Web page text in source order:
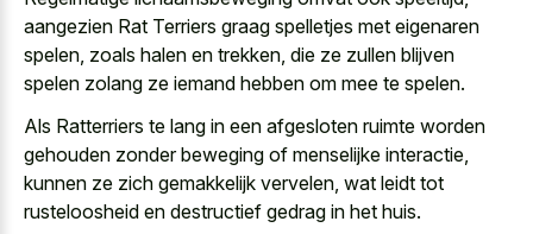
aangezien Rat Terriers graag spelletjes met eigenaren
spelen, zoals halen en trekken, die ze zullen blijven
spelen zolang ze iemand hebben om mee te spelen.
Als Ratterriers te lang in een afgesloten ruimte worden
gehouden zonder beweging of menselijke interactie,
kunnen ze zich gemakkelijk vervelen, wat leidt tot
rusteloosheid en destructief gedrag in het huis.